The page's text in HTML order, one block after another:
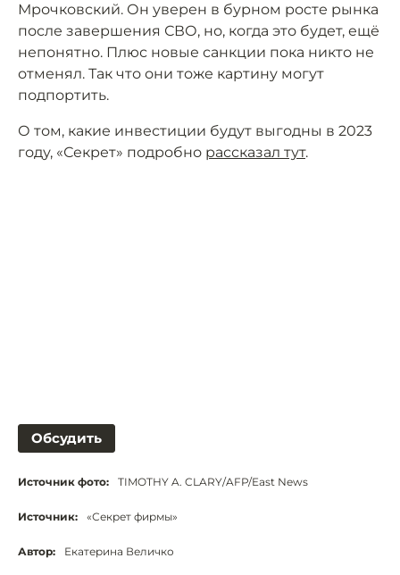
Мрочковский. Он уверен в бурном росте рынка
после завершения СВО, но, когда это будет, ещё
непонятно. Плюс новые санкции пока никто не
отменял. Так что они тоже картину могут
подпортить.
О том, какие инвестиции будут выгодны в 2023
году, «Секрет» подробно рассказал тут.
Обсудить
Источник фото: TIMOTHY A. CLARY/AFP/East News
Источник: «Секрет фирмы»
Автор: Екатерина Величко